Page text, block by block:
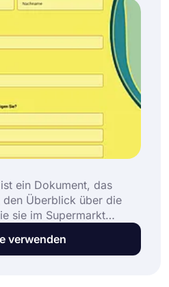
ein Dokument, das
Überblick über die
sie im Supermarkt
in der Regel eine
von Artikeln, die
verwenden